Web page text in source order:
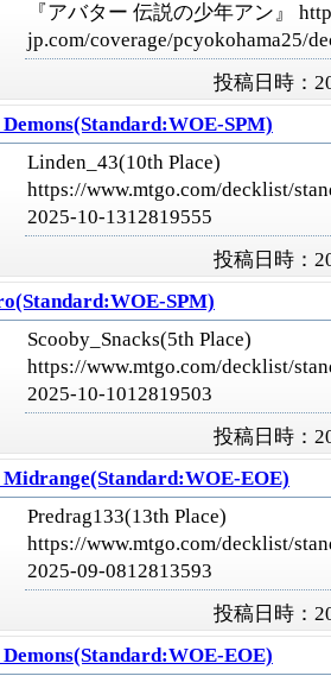
『アバター 伝説の少年アン』
jp.com/coverage/pcyokohama25/
投稿日時：
SPM)
Linden_43(10th Place)
https://www.mtgo.com/decklist/
2025-10-1312819555
投稿日時：
SPM)
Scooby_Snacks(5th Place)
https://www.mtgo.com/decklist/
2025-10-1012819503
投稿日時：
EOE)
Predrag133(13th Place)
https://www.mtgo.com/decklist/
2025-09-0812813593
投稿日時：
EOE)